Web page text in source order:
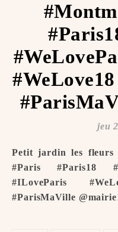
jeu
Petit jardin les fleurs #MisterJoeCity #Montmartre
#Paris #Paris18
#ILoveParis
#ParisMaVille